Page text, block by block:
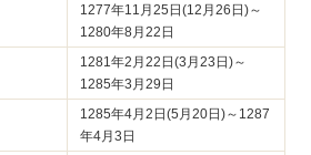
1277年11月25日(12月26日)～
1280年8月22日
1281年2月22日(3月23日)～
1285年3月29日
1285年4月2日(5月20日)～1287
年4月3日